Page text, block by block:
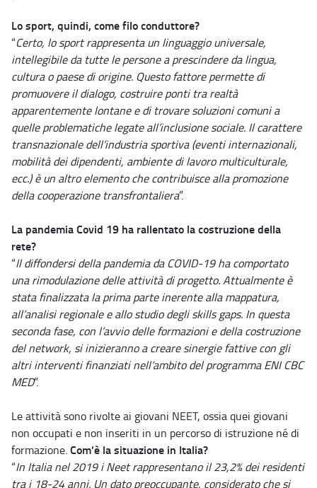
Lo sport, quindi, come filo conduttore?
“Certo, lo sport rappresenta un linguaggio universale,
intellegibile da tutte le persone a prescindere da lingua,
cultura o paese di origine. Questo fattore permette di
promuovere il dialogo, costruire ponti tra realtà
apparentemente lontane e di trovare soluzioni comuni a
quelle problematiche legate all’inclusione sociale. Il carattere
transnazionale dell’industria sportiva (eventi internazionali,
mobilità dei dipendenti, ambiente di lavoro multiculturale,
ecc.) è un altro elemento che contribuisce alla promozione
della cooperazione transfrontaliera”.
La pandemia Covid 19 ha rallentato la costruzione della
rete?
“Il diffondersi della pandemia da COVID-19 ha comportato
una rimodulazione delle attività di progetto. Attualmente è
stata finalizzata la prima parte inerente alla mappatura,
all’analisi regionale e allo studio degli skills gaps. In questa
seconda fase, con l’avvio delle formazioni e della costruzione
del network, si inizieranno a creare sinergie fattive con gli
altri interventi finanziati nell’ambito del programma ENI CBC
MED”.
Le attività sono rivolte ai giovani NEET, ossia quei giovani
non occupati e non inseriti in un percorso di istruzione né di
formazione.Com’è la situazione in Italia?
“In Italia nel 2019 i Neet rappresentano il 23,2% dei residenti
tra i 18-24 anni. Un dato preoccupante, considerato che si